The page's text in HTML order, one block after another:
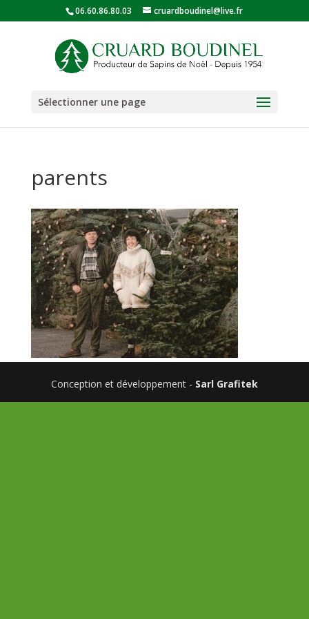
06.60.86.80.03 cruardboudinel@live.fr
Sélectionner une page
parents
Conception et développement - Sarl Grafitek